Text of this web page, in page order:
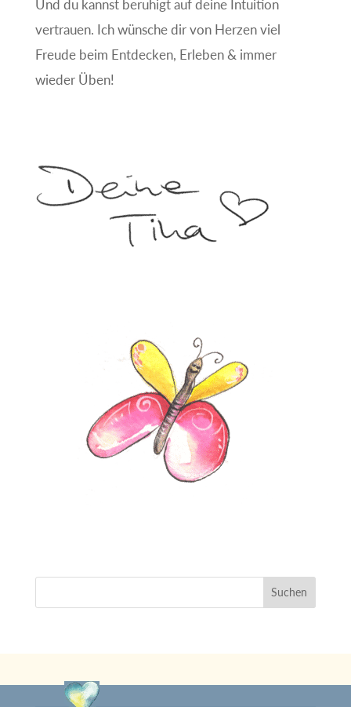
Und du kannst beruhigt auf deine Intuition
vertrauen. Ich wünsche dir von Herzen viel
Freude beim Entdecken, Erleben & immer
wieder Üben!